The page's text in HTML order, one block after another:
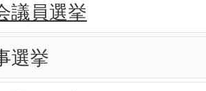
議員選挙
選挙